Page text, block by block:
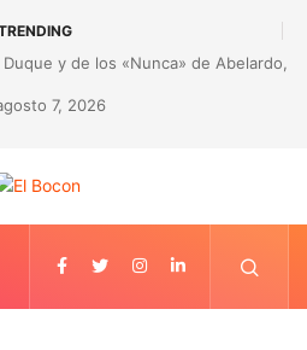
DE ANTIOQUIA: Detectaron 23
malversación de recursos
7, 2026